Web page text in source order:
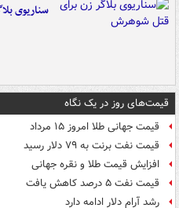
سناریوی
قیمت‌های روز در یک نگاه
قیمت جهانی طلا امروز ۱۵ مرداد
قیمت نفت برنت به ۷۹ دلار رسید
افزایش قیمت طلا و نقره جهانی
قیمت نفت ۵ درصد کاهش یافت
رشد آرام دلار ادامه دارد